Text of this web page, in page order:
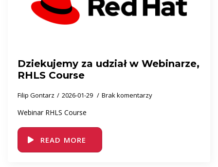
Dziekujemy za udział w Webinarze,
RHLS Course
Filip Gontarz 2026-01-29 Brak komentarzy
Webinar RHLS Course
READ MORE